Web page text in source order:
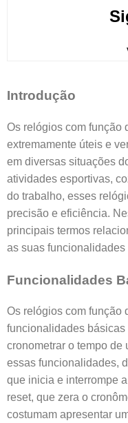
Introdução
Os relógios com função
extremamente úteis e
em diversas situações
atividades esportivas,
do trabalho, esses
precisão e eficiência.
principais termos
as suas
Funcionalidades
Os relógios com função
funcionalidades
cronometrar o tempo de
essas funcionalidades,
que inicia e interrompe
reset, que zera o
costumam apresentar